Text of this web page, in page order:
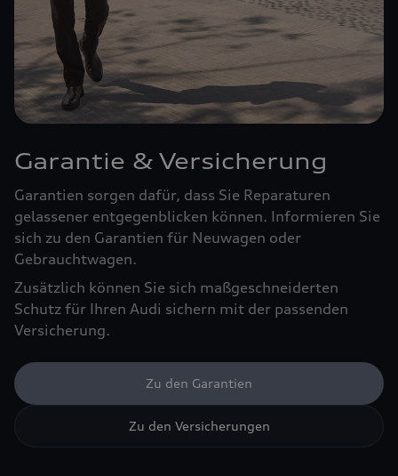
Garantie & Versicherung
Garantien sorgen dafür, dass Sie Reparaturen
gelassener entgegenblicken können. Informieren Sie
sich zu den Garantien für Neuwagen oder
Gebrauchtwagen.
Zusätzlich können Sie sich maßgeschneiderten
Schutz für Ihren Audi sichern mit der passenden
Versicherung.
Zu den Garantien
Zu den Versicherungen